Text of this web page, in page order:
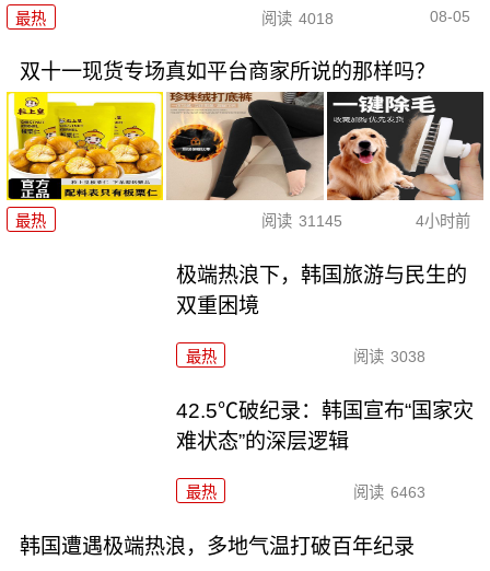
最热 阅读 4018 08-05
双十一现货专场真如平台商家所说的那样吗？
最热 阅读 31145 4小时前
极端热浪下，韩国旅游与民生的
双重困境
最热 阅读 3038
42.5℃破纪录：韩国宣布“国家灾
难状态”的深层逻辑
最热 阅读 6463
韩国遭遇极端热浪，多地气温打破百年纪录